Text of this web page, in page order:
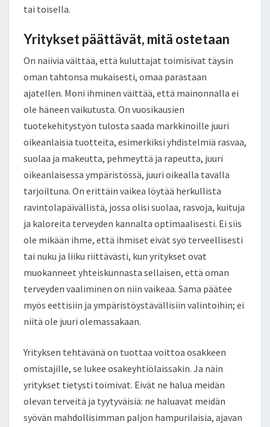
tai toisella.
Yritykset päättävät, mitä ostetaan
On naiivia väittää, että kuluttajat toimisivat täysin
oman tahtonsa mukaisesti, omaa parastaan
ajatellen. Moni ihminen väittää, että mainonnalla ei
ole häneen vaikutusta. On vuosikausien
tuotekehitystyön tulosta saada markkinoille juuri
oikeanlaisia tuotteita, esimerkiksi yhdistelmiä rasvaa,
suolaa ja makeutta, pehmeyttä ja rapeutta, juuri
oikeanlaisessa ympäristössä, juuri oikealla tavalla
tarjoiltuna. On erittäin vaikea löytää herkullista
ravintolapäivällistä, jossa olisi suolaa, rasvoja, kuituja
ja kaloreita terveyden kannalta optimaalisesti. Ei siis
ole mikään ihme, että ihmiset eivät syö terveellisesti
tai nuku ja liiku riittävästi, kun yritykset ovat
muokanneet yhteiskunnasta sellaisen, että oman
terveyden vaaliminen on niin vaikeaa. Sama päätee
myös eettisiin ja ympäristöystävällisiin valintoihin; ei
niitä ole juuri olemassakaan.
Yrityksen tehtävänä on tuottaa voittoa osakkeen
omistajille, se lukee osakeyhtiölaissakin. Ja näin
yritykset tietysti toimivat. Eivät ne halua meidän
olevan terveitä ja tyytyväisiä: ne haluavat meidän
syövän mahdollisimman paljon hampurilaisia, ajavan